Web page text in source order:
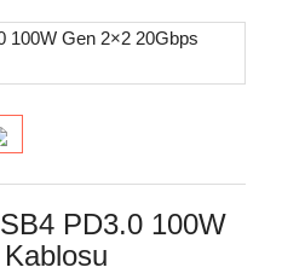
PD3.0 100W